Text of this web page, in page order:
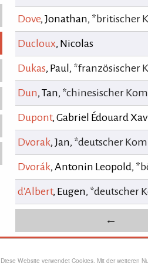
Diese Website verwendet Cookies. Mit der weiteren
Dove, Jonathan, *britischer
Ducloux, Nicolas
Dukas, Paul , *französischer
Dun, Tan, *chinesischer
Dupont, Gabriel Édouard
Dvorak, Jan, *deutscher
Dvorák, Antonin Leopold,
d'Albert, Eugen, *deutscher
←